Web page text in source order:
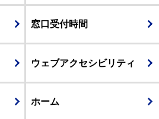
窓口受付時間
ウェブアクセシビリティ
ホーム